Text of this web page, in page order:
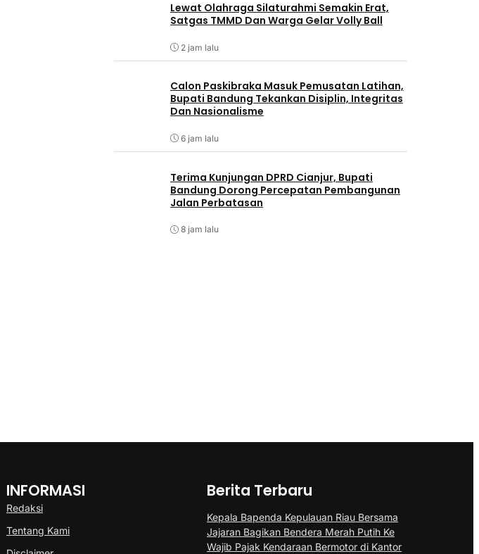
Lewat Olahraga Silaturahmi Semakin Erat,
Satgas TMMD Dan Warga Gelar Volly Ball
2 jam lalu
Calon Paskibraka Masuk Pemusatan Latihan,
Bupati Bandung Tekankan Disiplin, Integritas
Dan Nasionalisme
6 jam lalu
Terima Kunjungan DPRD Cianjur, Bupati
Bandung Dorong Percepatan Pembangunan
Jalan Perbatasan
8 jam lalu
INFORMASI
Redaksi
Tentang Kami
Berita Terbaru
Kepala Bapenda Kepulauan Riau Bersama
Jajaran Bagikan Bendera Merah Putih Ke
Wajib Pajak Kendaraan Bermotor di Kantor